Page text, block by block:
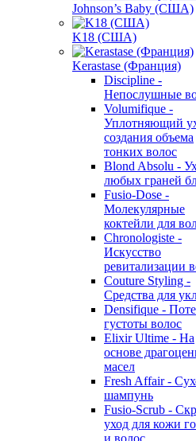
Johnson’s Baby (США)
K18 (США)
Kerastase (Франция)
Discipline -
Непослушные
Volumifique -
Уплотняющий
создания объема
тонких волос
Blond Absolu -
любых граней
Fusio-Dose -
Молекулярные
коктейли для
Chronologiste -
Искусство
ревитализации
Couture Styling -
Средства для
Densifique -
густоты волос
Elixir Ultime - На
основе
масел
Fresh Affair -
шампунь
Fusio-Scrub -
уход для кожи
и волос